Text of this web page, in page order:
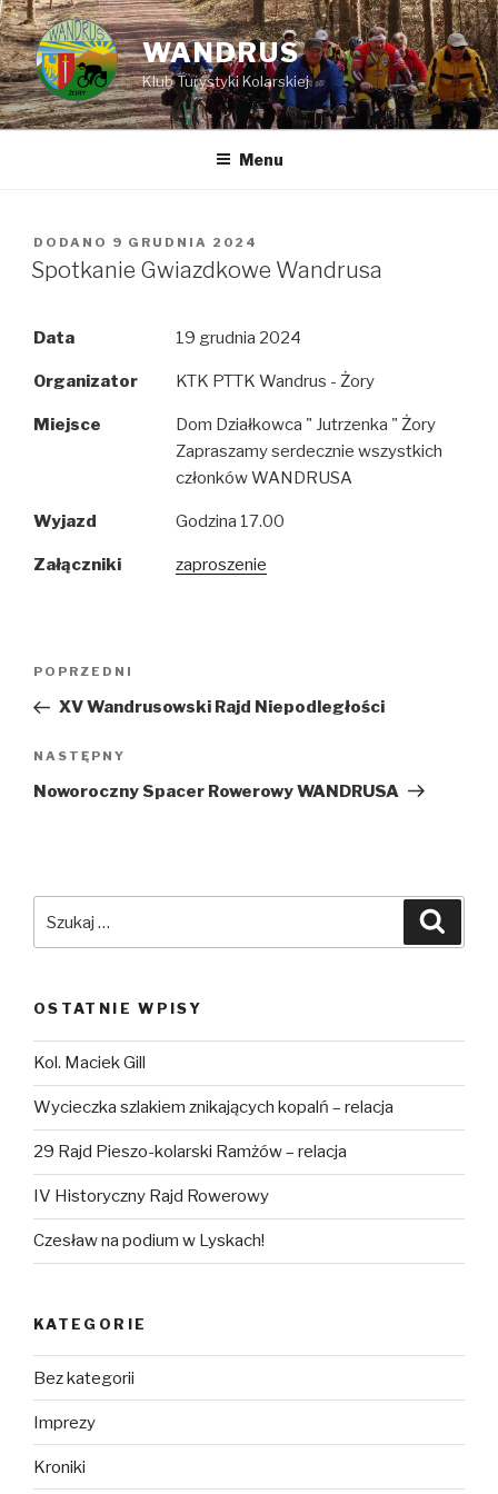
Przejdź
do
treści
WANDRUS
Klub Turystyki Kolarskiej
Menu
DODANO OPUBLIKOWANE
W
9 GRUDNIA 2024
Spotkanie Gwiazdkowe Wandrusa
Data 19 grudnia 2024
Organizator KTK PTTK Wandrus - Żory
Miejsce
Dom Działkowca " Jutrzenka " Żory
Zapraszamy serdecznie wszystkich
członków WANDRUSA
Wyjazd Godzina 17.00
Załączniki zaproszenie
Nawigacja
Poprzedni
wpis
POPRZEDNI
XV Wandrusowski Rajd Niepodległości
Następny
wpis
NASTĘPNY
Noworoczny Spacer Rowerowy WANDRUSA
OSTATNIE WPISY
Kol. Maciek Gill
Wycieczka szlakiem znikających kopalń – relacja
29 Rajd Pieszo-kolarski Ramżów – relacja
IV Historyczny Rajd Rowerowy
Czesław na podium w Lyskach!
KATEGORIE
Bez kategorii
Imprezy
Kroniki